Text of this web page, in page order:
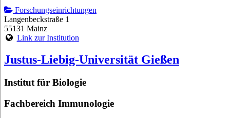
Forschungseinrichtungen
Langenbeckstraße 1
55131 Mainz
Link zur Institution
Justus-Liebig-Universität Gießen
Institut für Biologie
Fachbereich Immunologie